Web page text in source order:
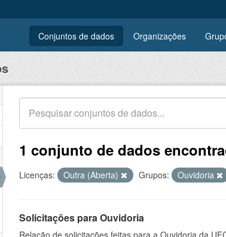
Conjuntos de dados Organizações
1 conjunto de dados
Licenças: Outra (Aberta) Grupos: Ouvidoria
Solicitações para Ouvidoria
Relação de solicitações feitas para a Ouvidoria da